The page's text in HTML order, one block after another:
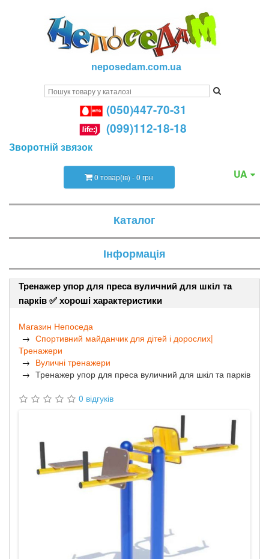
neposedam.com.ua
(050)447-70-31
(099)112-18-18
Зворотній звязок
UA
0 товар(ів) - 0 грн
Каталог
Інформація
Тренажер упор для преса вуличний для шкіл та
парків ✅ хороші характеристики
Магазин Непоседа
Спортивний майданчик для дітей і дорослих|
Тренажери
Вуличні тренажери
Тренажер упор для преса вуличний для шкіл та парків
0 відгуків